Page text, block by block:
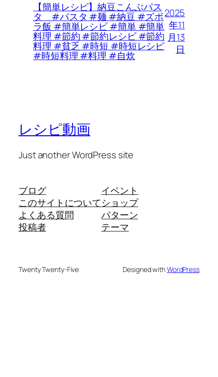
【簡単レシピ】納豆こんぶパス
タ #パスタ #麺 #納豆 #ズボ
ラ飯 #簡単レシピ #簡単 #簡単
料理 #節約 #節約レシピ #節約
料理 #貧乏 #時短 #時短レシピ
#時短料理 #料理 #自炊
2025
年11
月13
日
レシピ動画
Just another WordPress site
ブログ
このサイトについて
よくある質問
投稿者
イベント
ショップ
パターン
テーマ
Twenty Twenty-Five Designed withWordPress